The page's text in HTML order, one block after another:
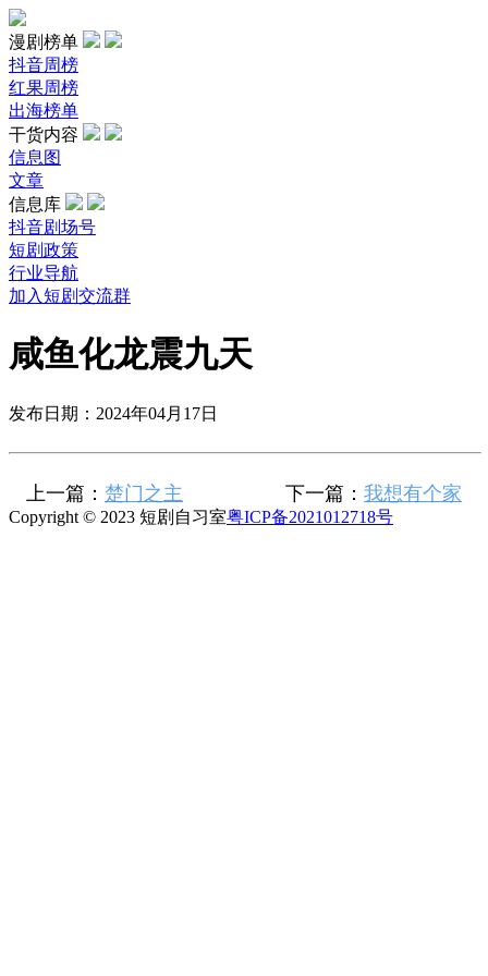
漫剧榜单
抖音周榜
红果周榜
出海榜单
干货内容
信息图
文章
信息库
抖音剧场号
短剧政策
行业导航
加入短剧交流群
咸鱼化龙震九天
发布日期：2024年04月17日
上一篇： 楚门之主 下一篇： 我想有个家
Copyright © 2023 短剧自习室粤ICP备2021012718号